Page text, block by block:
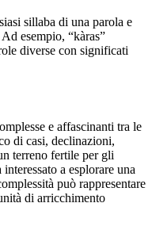
sillaba di una parola e
esempio, “kàras”
diverse con significati
e affascinanti tra le
di casi, declinazioni,
terreno fertile per gli
a esplorare una
può rappresentare
di arricchimento